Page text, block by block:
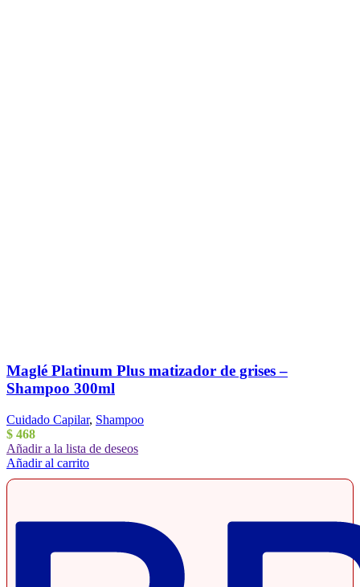
Maglé Platinum Plus matizador de grises –
Shampoo 300ml
Cuidado Capilar, Shampoo
$ 468
Añadir a la lista de deseos
Añadir al carrito